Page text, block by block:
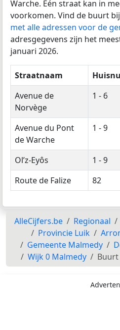
Warche. Één straat kan in
voorkomen. Vind de buurt
met alle adressen voor de
adresgegevens zijn het
januari 2026.
Straatnaam
Avenue de
Norvège
1 - 6
Avenue du Pont
de Warche
1 - 9
Ol’z-Eyôs 1 - 9
Route de Falize
82
AlleCijfers.be Regionaal
Provincie Luik
Gemeente Malmedy
Wijk 0 Malmedy
Buurt